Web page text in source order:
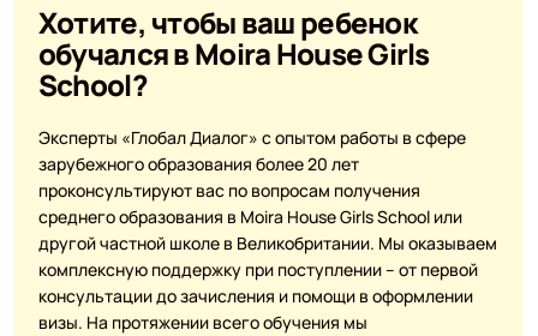
Хотите, чтобы ваш ребенок
обучался в Moira House Girls
School?
Эксперты «Глобал Диалог» с опытом работы в сфере
зарубежного образования более 20 лет
проконсультируют вас по вопросам получения
среднего образования в Moira House Girls School или
другой частной школе в Великобритании. Мы оказываем
комплексную поддержку при поступлении – от первой
консультации до зачисления и помощи в оформлении
визы. На протяжении всего обучения мы